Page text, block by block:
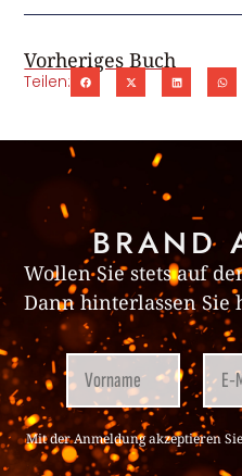
Vorheriges Buch
Teilen:
BRAND
Wollen Sie stets auf
Dann hinterlassen Sie
Mit der Anmeldung akzeptieren